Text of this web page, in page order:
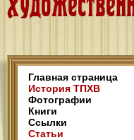
Главная страница
История ТПХВ
Фотографии
Книги
Ссылки
Статьи